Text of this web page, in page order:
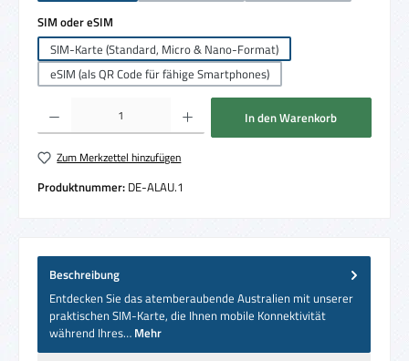
SIM oder eSIM
SIM-Karte (Standard, Micro & Nano-Format)
eSIM (als QR Code für fähige Smartphones)
Produkt Anzahl: Gib den gewünschten Wert ein oder benutze die Schaltflächen um
In den Warenkorb
Zum Merkzettel hinzufügen
Produktnummer: DE-ALAU.1
Beschreibung
Entdecken Sie das atemberaubende Australien mit unserer
praktischen SIM-Karte, die Ihnen mobile Konnektivität
während Ihres… Mehr